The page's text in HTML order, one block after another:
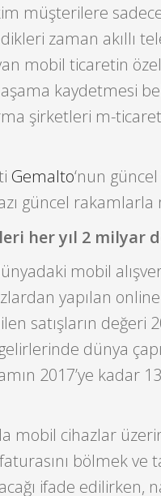
müşterilere
zaman akıllı
mobil ticaretin
kaydetmesi
şirketleri m-
Gemalto‘nun
güncel
her yıl 2 milyar
mobil
yapılan online
satışların değeri
dünya
2017’ye kadar
mobil cihazlar
bölmek ve
ifade edilirken,